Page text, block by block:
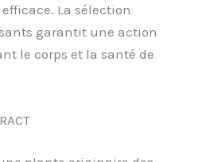
La sélection
garantit une action
le corps et la santé de